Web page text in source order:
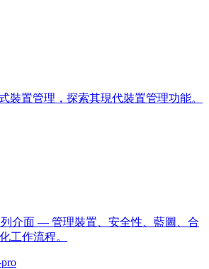
裝置管理，探索其現代裝置管理功能。
介面 — 管理裝置、安全性、藍圖、合
工作流程。